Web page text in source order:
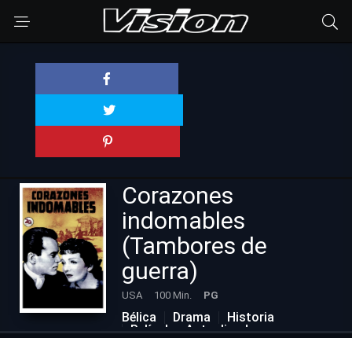
Corazones
indomables
(Tambores de
guerra)
USA 100 Min. PG
Bélica Drama
Historia
Películas Actualizadas